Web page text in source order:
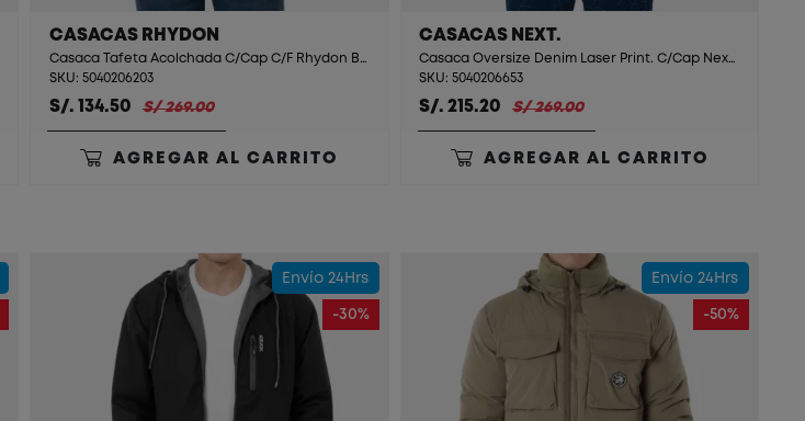
CASACAS RHYDON
Casaca Tafeta Acolchada C/Cap C/F Rhydon Beige
SKU: 5040206203
S/. 134.50 S/ 269.00
AGREGAR AL CARRITO
CASACAS NEXT.
Casaca Oversize Denim Laser Print. C/Cap Next. Stone Blue
SKU: 5040206653
S/. 215.20 S/ 269.00
AGREGAR AL CARRITO
Envío 24Hrs
-30%
Envío 24Hrs
-50%